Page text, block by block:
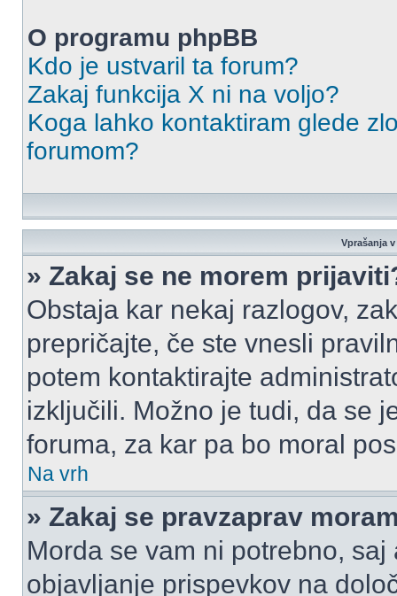
O programu phpBB
Kdo je ustvaril ta forum?
Zakaj funkcija X ni na voljo?
Koga lahko kontaktiram glede
forumom?
Vprašanja
» Zakaj se ne morem
Obstaja kar nekaj razlogov,
prepričajte, če ste vnesli
potem kontaktirajte
izključili. Možno je tudi, da se
foruma, za kar pa bo moral
Na vrh
» Zakaj se pravzaprav
Morda se vam ni potrebno,
objavljanje prispevkov na